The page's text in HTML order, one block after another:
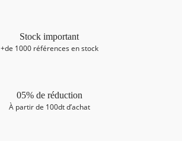
Stock important
+de 1000 références en stock
05% de réduction
À partir de 100dt d’achat